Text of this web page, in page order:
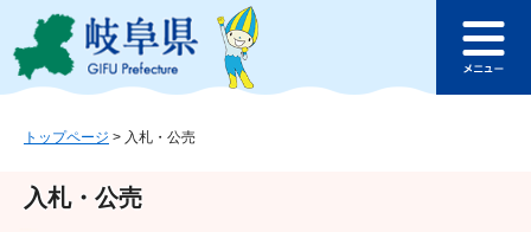
ジ
ュ
このページの本文へ
ュ
トップページ > 入札・公売
入札・公売